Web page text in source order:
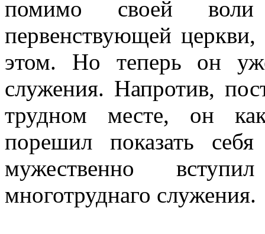
помимо своей
первенствующей
этом. Но теперь он
служения. Напротив,
трудном месте, он
порешил показать
мужественно
многотруднаго служения.